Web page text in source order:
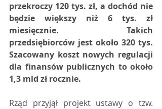
przekroczy 120 tys. zł, a dochód nie
będzie większy niż 6 tys. zł
miesięcznie. Takich
przedsiębiorców jest około 320 tys.
Szacowany koszt nowych regulacji
dla finansów publicznych to około
1,3 mld zł rocznie.
Rząd przyjął projekt ustawy o tzw.